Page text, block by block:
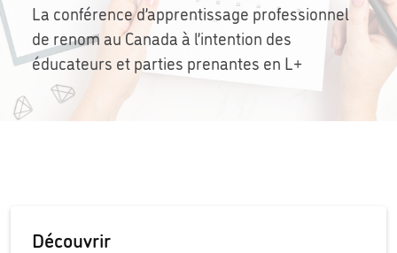
La conférence d’apprentissage professionnel
de renom au Canada à l’intention des
éducateurs et parties prenantes en L+
Découvrir